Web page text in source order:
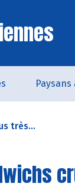
Paysans
très...